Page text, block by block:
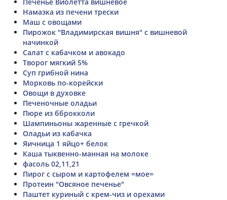
Намазка из печени трески
Маш с овощами
Пирожок "Владимирская вишня" с вишневой
начинкой
Салат с кабачком и авокадо
Творог мягкий 5%
Суп грибной нина
Морковь по-корейски
Овощи в духовке
Печеночные оладьи
Пюре из бброкколи
Шампиньоны жаренные с гречкой
Оладьи из кабачка
Яичница 1 яйцо+ белок
Каша тыквенно-манная на молоке
фасоль 02,11,21
Пирог с сыром и картофелем =мое=
Протеин "Овсяное печенье"
Паштет куриный с крем-чиз и орехами